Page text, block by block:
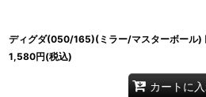
ディグダ(050/165)(ミラー/マスターボール)
1,580円(税込)
カートに